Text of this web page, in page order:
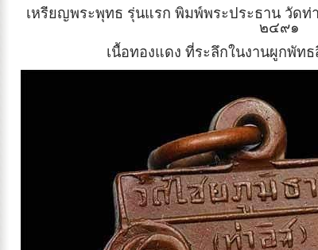
เหรียญพระพุทธ รุ่นแรก พิมพ์พระประธาน วัดท่
๒๔๙๑
เนื้อทองแดง ที่ระลึกในงานผูกพัท